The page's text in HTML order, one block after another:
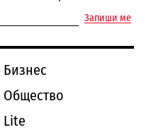
Запиши ме
Бизнес
Общество
Lite